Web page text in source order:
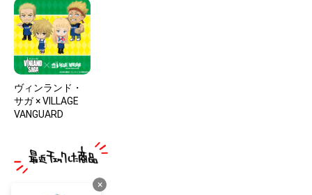
ヴィンランド・
サガ × VILLAGE
VANGUARD
×